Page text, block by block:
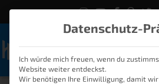
Datenschutz-
Ich würde mich freuen, wenn du
Website weiter entdeckst.
Wir benötigen Ihre Einwilligung, damit